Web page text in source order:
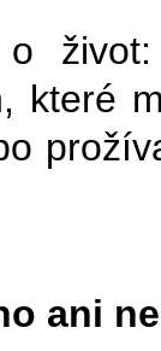
které
ani